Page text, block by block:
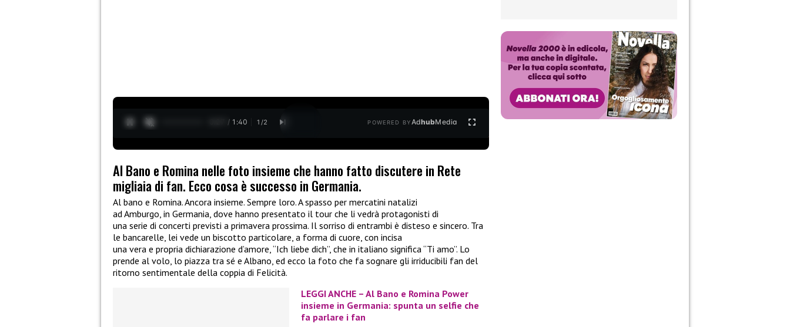
0:28 / 1:40 1 /2 POWERED BYAdhubMedia
Al Bano e Romina nelle foto insieme che hanno fatto discutere in Rete
migliaia di fan. Ecco cosa è successo in Germania.
Al bano e Romina. Ancora insieme. Sempre loro. A spasso per mercatini natalizi
ad Amburgo, in Germania, dove hanno presentato il tour che li vedrà protagonisti di
una serie di concerti previsti a primavera prossima. Il sorriso di entrambi è disteso e sincero. Tra
le bancarelle, lei vede un biscotto particolare, a forma di cuore, con incisa
una vera e propria dichiarazione d’amore, “Ich liebe dich”, che in italiano significa “Ti amo”. Lo
prende al volo, lo piazza tra sé e Albano, ed ecco la foto che fa sognare gli irriducibili fan del
ritorno sentimentale della coppia di Felicità.
LEGGI ANCHE – Al Bano e Romina Power
insieme in Germania: spunta un selfie che
fa parlare i fan